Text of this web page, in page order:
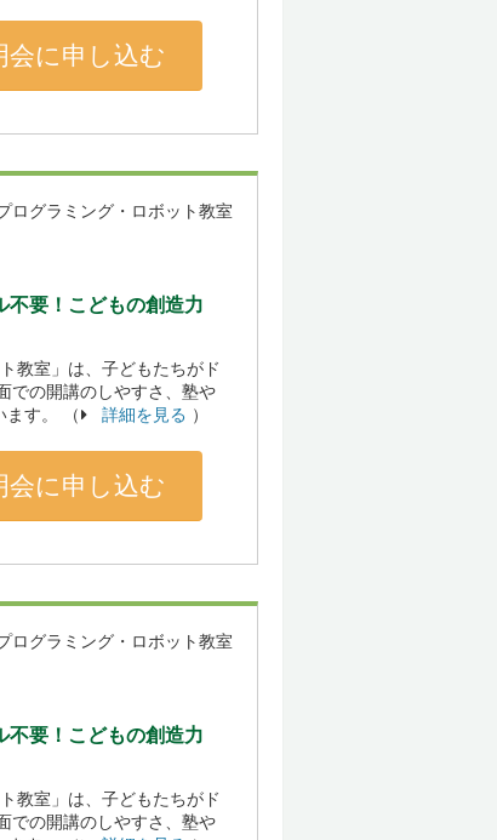
会に申し込む
ログラミング・ロボット教室
不要！こどもの創造力
教室」は、子どもたちがド
での開講のしやすさ、塾や
ます。 （
詳細を見る ）
会に申し込む
ログラミング・ロボット教室
不要！こどもの創造力
教室」は、子どもたちがド
での開講のしやすさ、塾や